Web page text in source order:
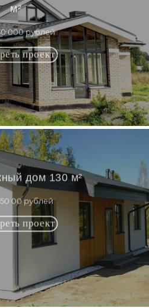
м²
000 рублей
дом 130 м²
00 рублей